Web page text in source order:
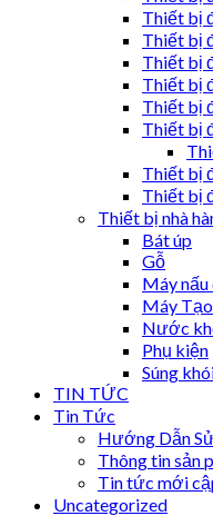
Thiết bị
Thiết bị
Thiết bị
Thiết bị
Thiết bị
Thiết bị
Thiết bị
Thiết bị
Thiết bị nhà
Bát úp
Gỗ
Máy nấu
Máy
Nước
Phụ kiện
Súng
TIN TỨC
Tin Tức
Hướng Dẫn
Thông tin sản
Tin tức mới
Uncategorized